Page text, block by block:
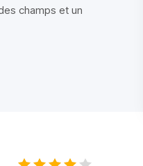
champs et un